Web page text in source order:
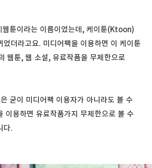
웹툰이라는 이름이었는데, 케이툰(Ktoon)
었더라고요. 미디어팩을 이용하면 이 케이툰
웹툰, 웹 소설, 유료작품을 무제한으로
굳이 미디어팩 이용자가 아니라도 볼 수
이용하면 유료작품가지 무제한으로 볼 수
다.